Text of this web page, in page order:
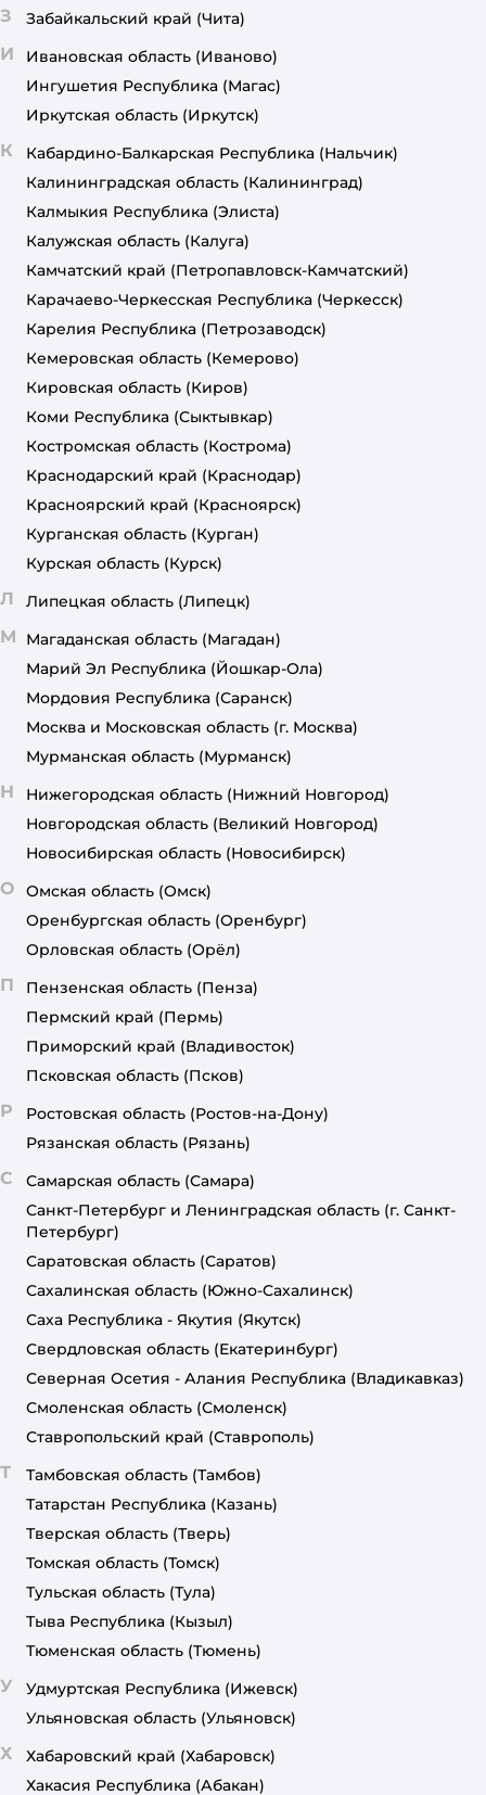
З Забайкальский край (Чита)
И Ивановская область (Иваново)
Ингушетия Республика (Магас)
Иркутская область (Иркутск)
К Кабардино-Балкарская Республика (Нальчик)
Калининградская область (Калининград)
Калмыкия Республика (Элиста)
Калужская область (Калуга)
Камчатский край (Петропавловск-Камчатский)
Карачаево-Черкесская Республика (Черкесск)
Карелия Республика (Петрозаводск)
Кемеровская область (Кемерово)
Кировская область (Киров)
Коми Республика (Сыктывкар)
Костромская область (Кострома)
Краснодарский край (Краснодар)
Красноярский край (Красноярск)
Курганская область (Курган)
Курская область (Курск)
Л Липецкая область (Липецк)
М Магаданская область (Магадан)
Марий Эл Республика (Йошкар-Ола)
Мордовия Республика (Саранск)
Москва и Московская область (г. Москва)
Мурманская область (Мурманск)
Н Нижегородская область (Нижний Новгород)
Новгородская область (Великий Новгород)
Новосибирская область (Новосибирск)
О Омская область (Омск)
Оренбургская область (Оренбург)
Орловская область (Орёл)
П Пензенская область (Пенза)
Пермский край (Пермь)
Приморский край (Владивосток)
Псковская область (Псков)
Р Ростовская область (Ростов-на-Дону)
Рязанская область (Рязань)
С Самарская область (Самара)
Санкт-Петербург и Ленинградская область (г. Санкт-
Петербург)
Саратовская область (Саратов)
Сахалинская область (Южно-Сахалинск)
Саха Республика - Якутия (Якутск)
Свердловская область (Екатеринбург)
Северная Осетия - Алания Республика (Владикавказ)
Смоленская область (Смоленск)
Ставропольский край (Ставрополь)
Т Тамбовская область (Тамбов)
Татарстан Республика (Казань)
Тверская область (Тверь)
Томская область (Томск)
Тульская область (Тула)
Тыва Республика (Кызыл)
Тюменская область (Тюмень)
У Удмуртская Республика (Ижевск)
Ульяновская область (Ульяновск)
Х Хабаровский край (Хабаровск)
Хакасия Республика (Абакан)